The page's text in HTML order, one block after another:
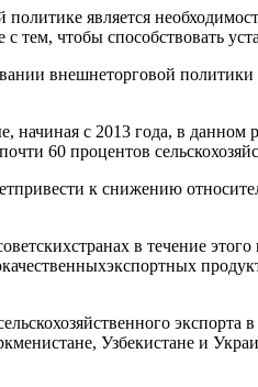
является
тем, чтобы способствовать
внешнеторговой политики
с 2013 года, в
60 процентов
к снижению
в течение этого
Узбекистане и